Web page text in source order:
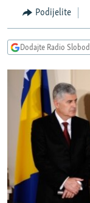
Pređite
pretragu
VIZUELNO
FOTOGALERIJE
INFOGRAFIKE
PODCASTI
RAT U UKRAJINI
KINA NA BALKANU
RSE PRIČE IZ
ISPRIČAJ MI
DNEVNO@RSE
SPECIJALI RSE
VIŠE OD NASLOVA
PRATITE NAS
Podijelite
Dodajte Radio